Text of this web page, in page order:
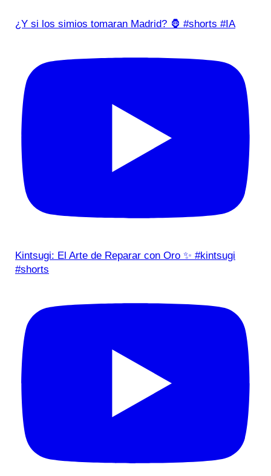
¿Y si los simios tomaran Madrid? 🦍 #shorts #IA
Kintsugi: El Arte de Reparar con Oro ✨ #kintsugi
#shorts